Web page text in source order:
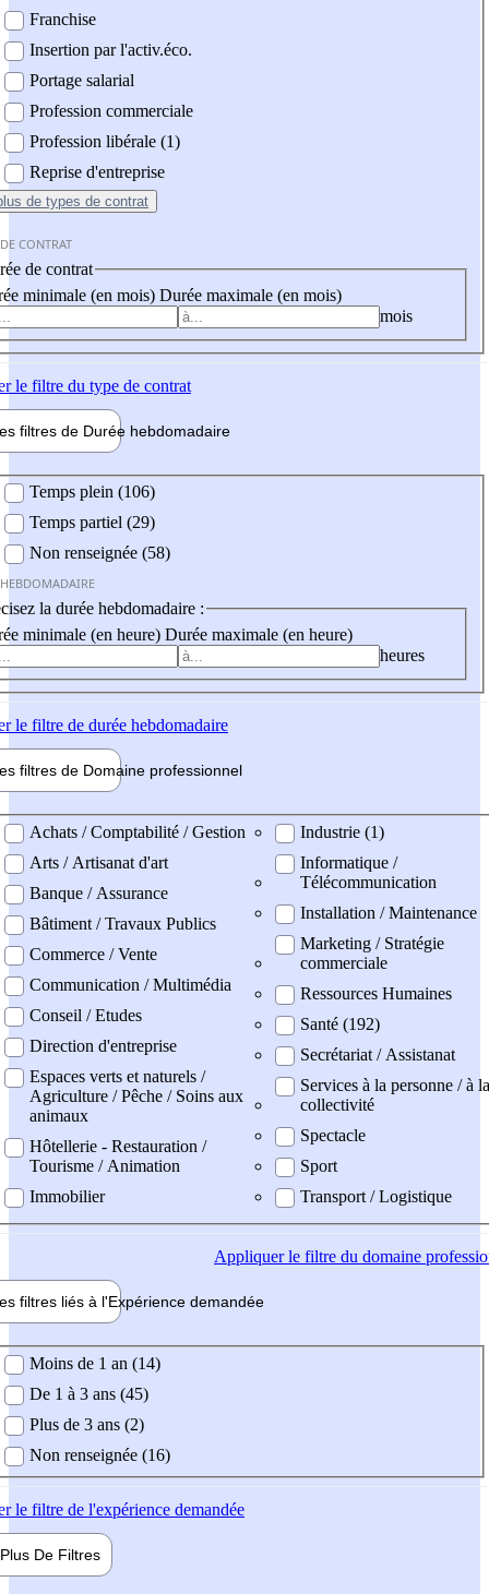
Franchise
Insertion par l'activ.éco.
Portage salarial
Profession commerciale
Profession libérale (1)
Reprise d'entreprise
de types de contrat
CONTRAT
de contrat
minimale (en mois) Durée maximale (en mois)
mois
le filtre du type de contrat
filtres de Durée hebdomadaire
Temps plein (106)
Temps partiel (29)
Non renseignée (58)
la durée hebdomadaire :
minimale (en heure) Durée maximale (en heure)
heures
le filtre de durée hebdomadaire
filtres de Domaine professionnel
professionel
Achats / Comptabilité / Gestion
Arts / Artisanat d'art
Banque / Assurance
Bâtiment / Travaux Publics
Commerce / Vente
Communication / Multimédia
Conseil / Etudes
Direction d'entreprise
Espaces verts et naturels /
Agriculture / Pêche / Soins aux
animaux
Hôtellerie - Restauration /
Tourisme / Animation
Immobilier
Industrie (1)
Informatique /
Télécommunication
Installation / Maintenance
Marketing / Stratégie
commerciale
Ressources Humaines
Santé (192)
Secrétariat / Assistanat
Services à la personne / à la
collectivité
Spectacle
Sport
Transport / Logistique
Appliquerle filtre du domaine
filtres liés à l'Expérience demandée
demandée
Moins de 1 an (14)
De 1 à 3 ans (45)
Plus de 3 ans (2)
Non renseignée (16)
le filtre de l'expérience demandée
Plus De Filtres